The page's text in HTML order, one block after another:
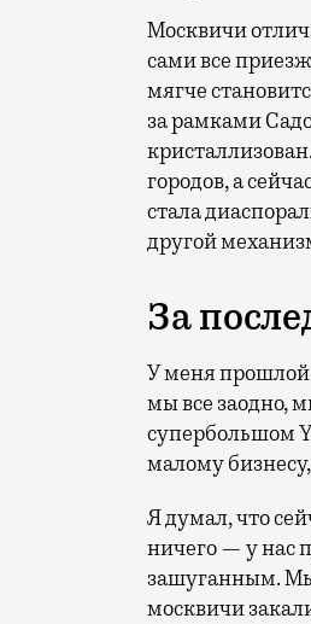
Москвичи
сами все
мягче
за рамками
городов, а
стала
другой
За
У меня прошлой
мы все заодно,
супербольшом
малому
Я думал, что
ничего — у нас
зашуганным.
москвичи